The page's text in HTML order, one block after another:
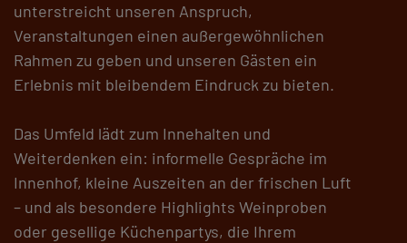
unterstreicht unseren Anspruch,
Veranstaltungen einen außergewöhnlichen
Rahmen zu geben und unseren Gästen ein
Erlebnis mit bleibendem Eindruck zu bieten.
Das Umfeld lädt zum Innehalten und
Weiterdenken ein: informelle Gespräche im
Innenhof, kleine Auszeiten an der frischen Luft
– und als besondere Highlights Weinproben
oder gesellige Küchenpartys, die Ihrem